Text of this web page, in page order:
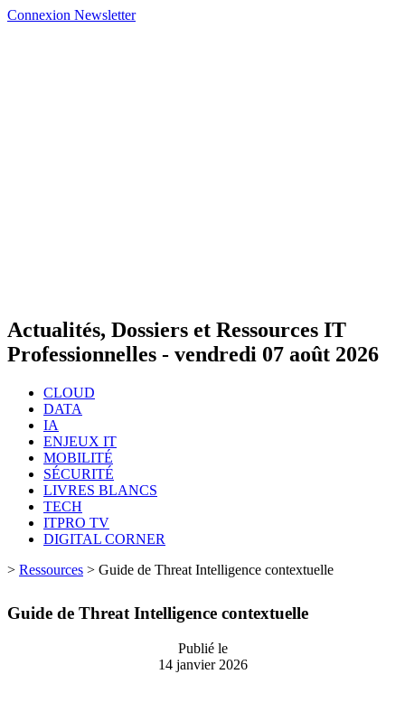
Connexion Newsletter
Actualités, Dossiers et Ressources IT
Professionnelles - vendredi 07 août 2026
CLOUD
DATA
IA
ENJEUX IT
MOBILITÉ
SÉCURITÉ
LIVRES BLANCS
TECH
ITPRO TV
DIGITAL CORNER
> Ressources > Guide de Threat Intelligence contextuelle
Guide de Threat Intelligence contextuelle
Publié le
14 janvier 2026